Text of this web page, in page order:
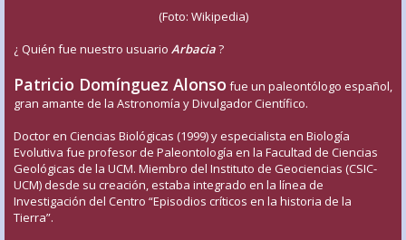
(Foto: Wikipedia)
¿ Quién fue nuestro usuario Arbacia?
Patricio Domínguez Alonso fue un paleontólogo español,
gran amante de la Astronomía y Divulgador Científico.
Doctor en Ciencias Biológicas (1999) y especialista en Biología
Evolutiva fue profesor de Paleontología en la Facultad de Ciencias
Geológicas de la UCM. Miembro del Instituto de Geociencias (CSIC-
UCM) desde su creación, estaba integrado en la línea de
Investigación del Centro “Episodios críticos en la historia de la
Tierra”.